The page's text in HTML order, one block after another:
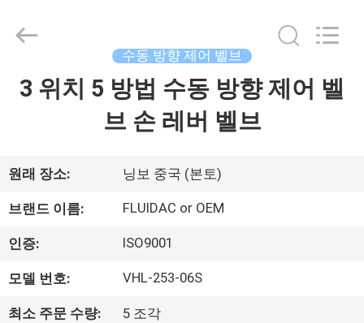
집
품
동
영
Copyright
FENGHUA
FLUID
AUTOMATIC
수동 방향 제어 벨브
3 위치 5 방법 수동 방향 제어 벨
브 손 레버 벨브
원래 장소: 닝보 중국 (본토)
브랜드 이름: FLUIDAC or OEM
인증: ISO9001
모델 번호: VHL-253-06S
최소 주문 수량: 5 조각